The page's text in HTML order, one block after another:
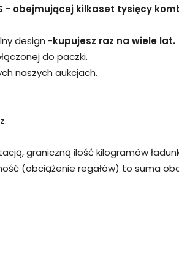
- obejmującej kilkaset tysięcy
design -kupujesz raz na wiele lat.
do paczki.
naszych aukcjach.
graniczną ilość kilogramów
(obciążenie regałów) to suma